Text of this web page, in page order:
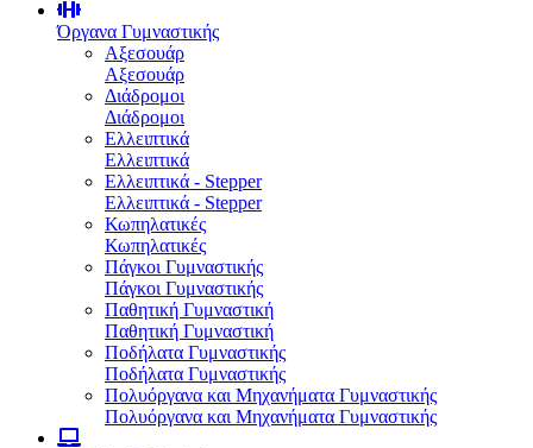
Όργανα Γυμναστικής
Αξεσουάρ
Αξεσουάρ
Διάδρομοι
Διάδρομοι
Ελλειπτικά
Ελλειπτικά
Ελλειπτικά - Stepper
Ελλειπτικά - Stepper
Κωπηλατικές
Κωπηλατικές
Πάγκοι Γυμναστικής
Πάγκοι Γυμναστικής
Παθητική Γυμναστική
Παθητική Γυμναστική
Ποδήλατα Γυμναστικής
Ποδήλατα Γυμναστικής
Πολυόργανα και Μηχανήματα Γυμναστικής
Πολυόργανα και Μηχανήματα Γυμναστικής